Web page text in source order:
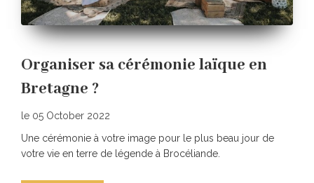
Organiser sa cérémonie laïque en
Bretagne ?
le 05 October 2022
Une cérémonie à votre image pour le plus beau jour de
votre vie en terre de légende à Brocéliande.